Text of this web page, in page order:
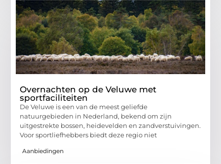
Overnachten op de Veluwe met
sportfaciliteiten
De Veluwe is een van de meest geliefde
natuurgebieden in Nederland, bekend om zijn
uitgestrekte bossen, heidevelden en zandverstuivingen.
Voor sportliefhebbers biedt deze regio niet
Aanbiedingen